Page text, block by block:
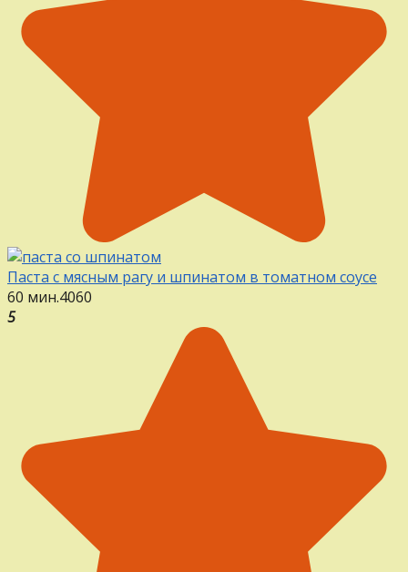
Паста с мясным рагу и шпинатом в томатном соусе
60 мин.4060
5